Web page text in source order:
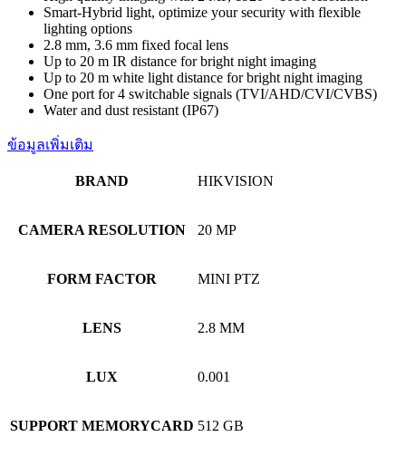
3
ชิ้น
Smart-Hybrid light, optimize your security with flexible
lighting options
2.8 mm, 3.6 mm fixed focal lens
Up to 20 m IR distance for bright night imaging
Up to 20 m white light distance for bright night imaging
One port for 4 switchable signals (TVI/AHD/CVI/CVBS)
Water and dust resistant (IP67)
ข้อมูลเพิ่มเติม
BRAND HIKVISION
CAMERA RESOLUTION 20 MP
FORM FACTOR MINI PTZ
LENS 2.8 MM
LUX 0.001
SUPPORT MEMORYCARD 512 GB